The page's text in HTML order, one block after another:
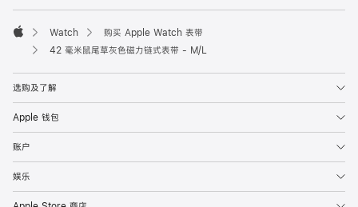
Apple
Watch
购买 Apple Watch 表带
42 毫米鼠尾草灰色磁力链式表带 - M/L
选购及了解
Apple 钱包
账户
娱乐